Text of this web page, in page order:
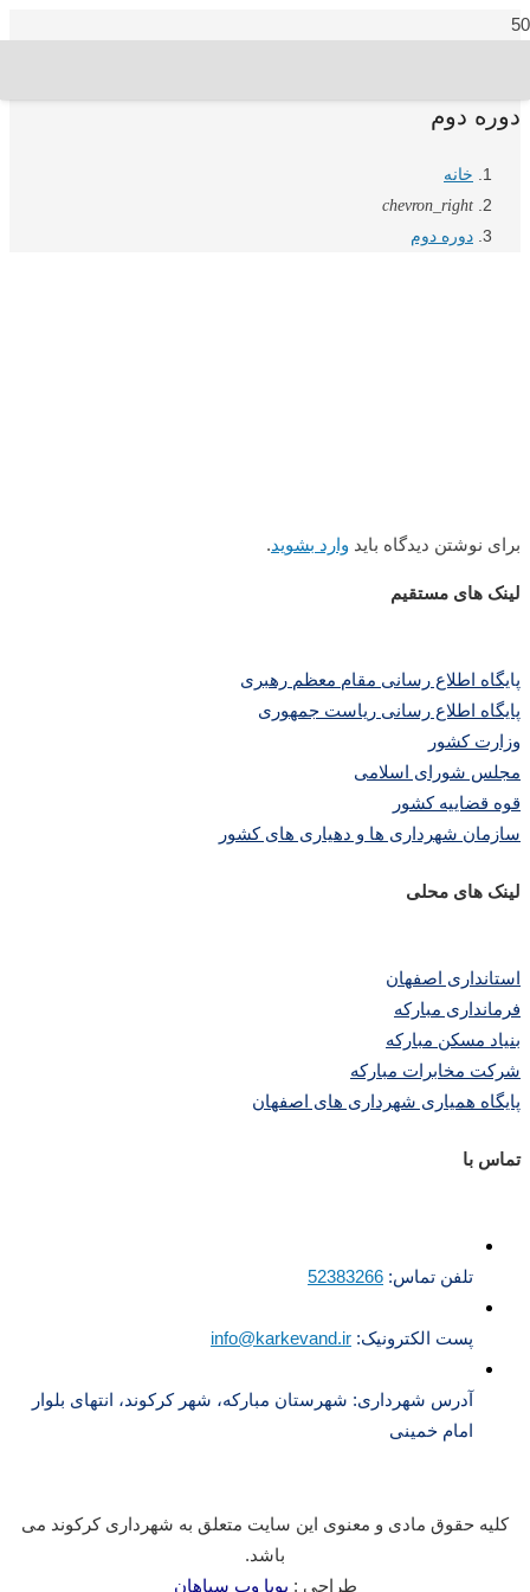
دوره دوم
خانه
chevron_right
دوره دوم
برای نوشتن دیدگاه باید وارد بشوید.
لینک های مستقیم
پایگاه اطلاع رسانی مقام معظم رهبری
پایگاه اطلاع رسانی ریاست جمهوری
وزارت کشور
مجلس شورای اسلامی
قوه قضاییه کشور
سازمان شهرداری ها و دهیاری های کشور
لینک های محلی
استانداری اصفهان
فرمانداری مبارکه
بنیاد مسکن مبارکه
شرکت مخابرات مبارکه
پایگاه همیاری شهرداری های اصفهان
تماس با
تلفن تماس: 52383266
پست الکترونیک: info@karkevand.ir
آدرس شهرداری: شهرستان مبارکه، شهر کرکوند، انتهای بلوار
امام خمینی
کلیه حقوق مادی و معنوی این سایت متعلق به شهرداری کرکوند می
باشد.
طراحی : پویا وب سپاهان